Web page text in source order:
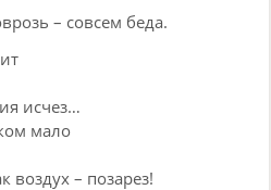
– совсем беда.
исчез…
мало
– позарез!